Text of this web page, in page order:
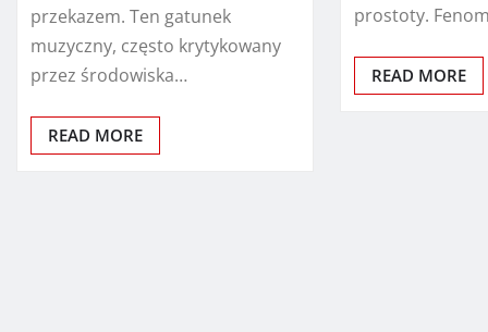
przekazem. Ten gatunek
muzyczny, często krytykowany
przez środowiska…
READ MORE
prostoty.
READ MORE